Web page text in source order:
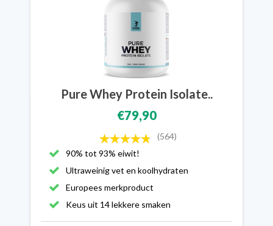
Pure Whey Protein Isolate..
€79,90
(564)
90% tot 93% eiwit!
Ultraweinig vet en koolhydraten
Europees merkproduct
Keus uit 14 lekkere smaken